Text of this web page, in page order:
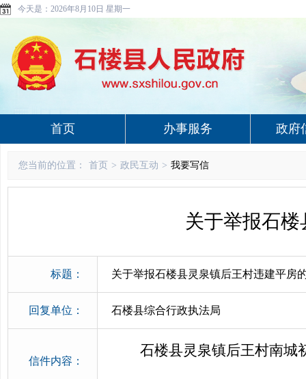
今天是： 2026年8月10日 星期一
首页 办事服务 政府
您当前的位置： 首页 > 政民互动 > 我要写信
关于举报石
标题： 关于举报石楼县灵泉镇后王村违建平房
回复单位： 石楼县综合行政执法局
信件内容：
石楼县灵泉镇后王村南城